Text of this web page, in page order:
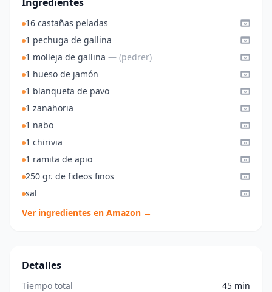
16 castañas peladas
1 pechuga de gallina
1 molleja de gallina — (pedrer)
1 hueso de jamón
1 blanqueta de pavo
1 zanahoria
1 nabo
1 chirivia
1 ramita de apio
250 gr. de fideos finos
sal
Ver ingredientes en Amazon →
Detalles
Tiempo total
45 min